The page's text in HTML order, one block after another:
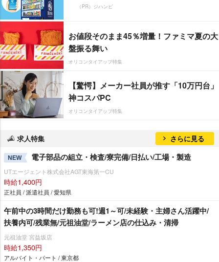
（PR）ジハンピ
お値段そのまま45％増量！ファミマ夏の大
盤振る舞い
オリコンタイアップ特集
【驚愕】メーカー社員が推す「10万円台」
神コスパPC
オリコンタイアップ特集
求人特集 さらに見る
NEW 電子部品の組立・検査/寮完備/日払い/工場・製造
UTエージェント株式会社AGT東海第一CU
時給1,400円
正社員 / 派遣社員 / 愛知県
午前中の3時間だけ勤務も可!週1～可/未経験・主婦さん活躍中/
扶養内可/残業無/元祖油堂/ラーメン店の仕込み・清掃
元祖油堂 宮益坂店
時給1,350円
アルバイト・パート / 東京都